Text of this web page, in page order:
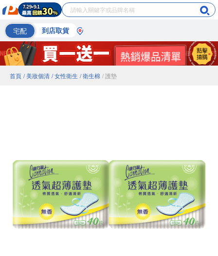
宅配 到店取貨
首頁 / 美妝個清 / 女性衛生 / 衛生棉 / 護墊